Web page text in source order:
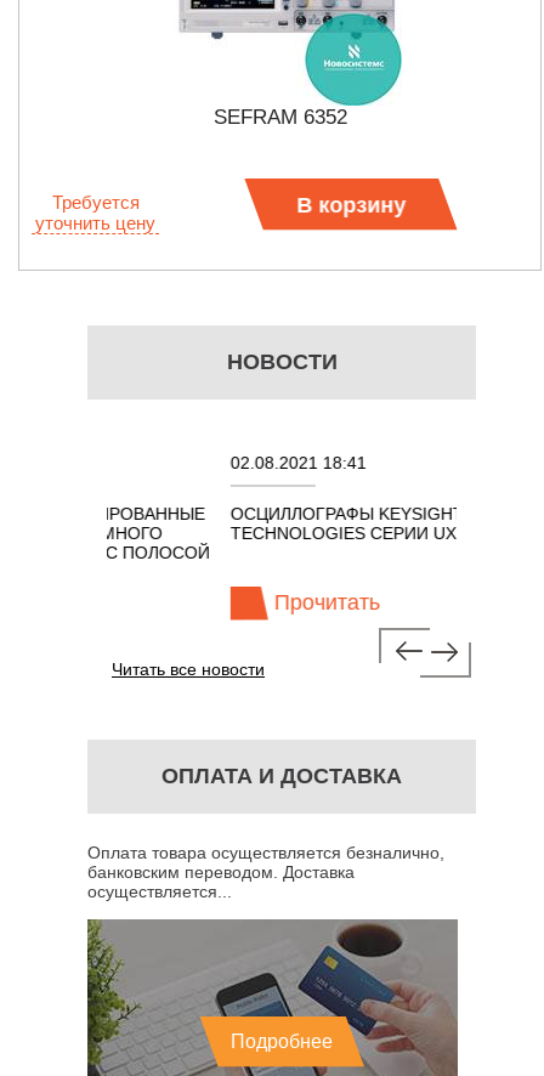
НОВОСТИ
02.08.2021 18:41
ОСЦИЛЛОГРАФЫ KEYSIGHT
TECHNOLOGIES СЕРИИ UXR
Прочитать
Читать все новости
ОПЛАТА И ДОСТАВКА
Оплата товара осуществляется безналично,
банковским переводом. Доставка
осуществляется...
Подробнее
SEFRAM 6352
Требуется
уточнить цену
В корзину